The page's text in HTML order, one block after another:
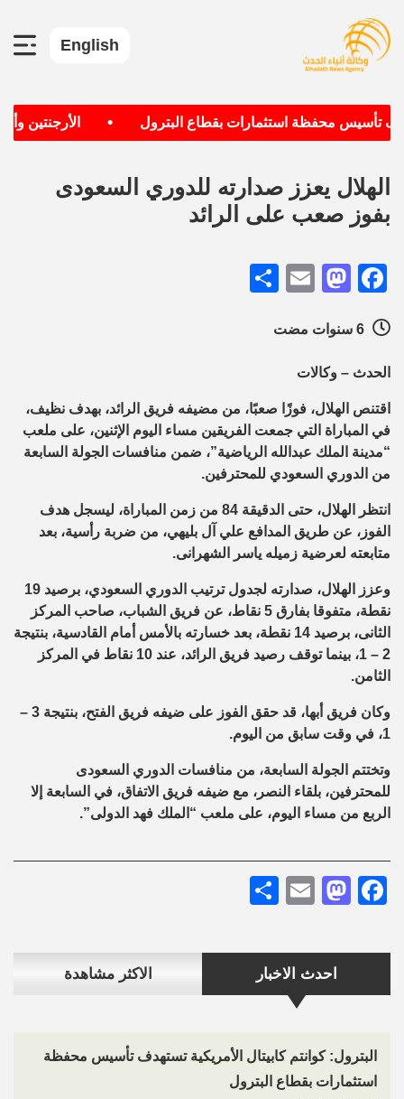
English
تأسيس محفظة استثمارات بقطاع البترول الأرجنتين
احدث الاخبار الاكثر مشاهدة
البترول: كوانتم كابيتال الأمريكية تستهدف تأسيس محفظة
استثمارات بقطاع البترول
الهلال يعزز صدارته للدوري السعودى
بفوز صعب على الرائد
Facebook
Mastodon
Email
الحدث – وكالات
اقتنص الهلال، فوزًا صعبًا، من مضيفه فريق الرائد، بهدف نظيف،
في المباراة التي جمعت الفريقين مساء اليوم الإثنين، على ملعب
“مدينة الملك عبدالله الرياضية”، ضمن منافسات الجولة السابعة
من الدوري السعودي للمحترفين.
انتظر الهلال، حتى الدقيقة 84 من زمن المباراة، ليسجل هدف
الفوز، عن طريق المدافع علي آل بليهي، من ضربة رأسية، بعد
متابعته لعرضية زميله ياسر الشهرانى.
وعزز الهلال، صدارته لجدول ترتيب الدوري السعودي، برصيد 19
نقطة، متفوقا بفارق 5 نقاط، عن فريق الشباب، صاحب المركز
الثانى، برصيد 14 نقطة، بعد خسارته بالأمس أمام القادسية، بنتيجة
2 – 1، بينما توقف رصيد فريق الرائد، عند 10 نقاط في المركز
الثامن.
وكان فريق أبها، قد حقق الفوز على ضيفه فريق الفتح، بنتيجة 3 –
1، في وقت سابق من اليوم.
وتختتم الجولة السابعة، من منافسات الدوري السعودى
للمحترفين، بلقاء النصر، مع ضيفه فريق الاتفاق، في السابعة إلا
الربع من مساء اليوم، على ملعب “الملك فهد الدولى”.
Facebook
Mastodon
Email